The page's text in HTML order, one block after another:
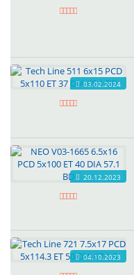
03.02.2024
20.12.2023
04.10.2023